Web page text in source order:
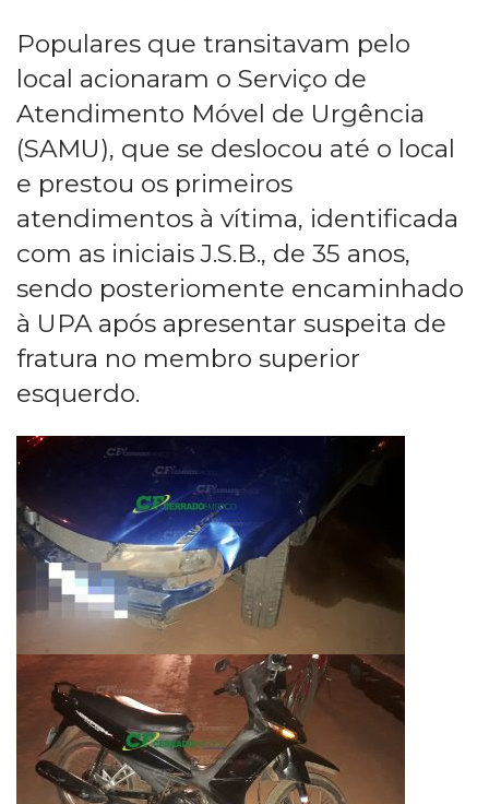
Populares que transitavam pelo
local acionaram o Serviço de
Atendimento Móvel de Urgência
(SAMU), que se deslocou até o local
e prestou os primeiros
atendimentos à vítima, identificada
com as iniciais J.S.B., de 35 anos,
sendo posteriomente encaminhado
à UPA após apresentar suspeita de
fratura no membro superior
esquerdo.